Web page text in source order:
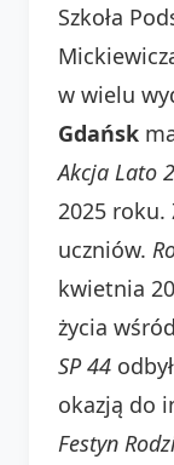
Szkoła
w wielu
Gdańsk
Akcja Lato
2025 roku.
uczniów.
kwietnia
życia
SP 44
okazją do
Festyn